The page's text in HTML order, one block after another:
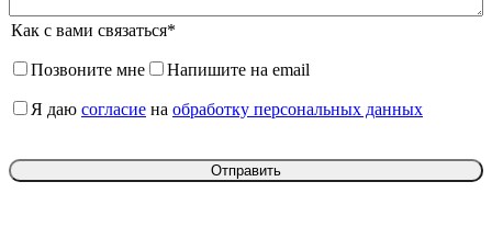
Как с вами связаться*
Позвоните мне Напишите на email
Я даю согласие на обработку персональных данных